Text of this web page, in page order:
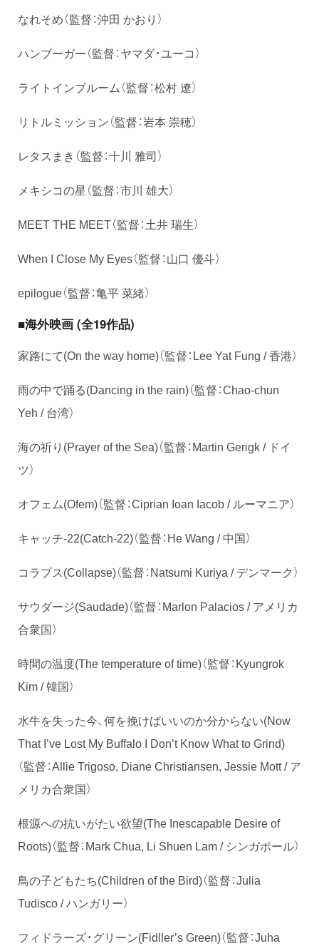
なれそめ（監督：沖田 かおり）
ハンブーガー（監督：ヤマダ・ユーコ）
ライトインブルーム（監督：松村 遼）
リトルミッション（監督：岩本 崇穂）
レタスまき（監督：十川 雅司）
メキシコの星（監督：市川 雄大）
MEET THE MEET（監督：土井 瑞生）
When I Close My Eyes（監督：山口 優斗）
epilogue（監督：亀平 菜緒）
■海外映画 (全19作品)
家路にて(On the way home)（監督：Lee Yat Fung / 香港）
雨の中で踊る(Dancing in the rain)（監督：Chao-chun
Yeh / 台湾）
海の祈り(Prayer of the Sea)（監督：Martin Gerigk / ドイ
ツ）
オフェム(Ofem)（監督：Ciprian Ioan Iacob / ルーマニア）
キャッチ-22(Catch-22)（監督：He Wang / 中国）
コラプス(Collapse)（監督：Natsumi Kuriya / デンマーク）
サウダージ(Saudade)（監督：Marlon Palacios / アメリカ
合衆国）
時間の温度(The temperature of time)（監督：Kyungrok
Kim / 韓国）
水牛を失った今、何を挽けばいいのか分からない(Now
That I’ve Lost My Buffalo I Don’t Know What to Grind)
（監督：Allie Trigoso, Diane Christiansen, Jessie Mott / ア
メリカ合衆国）
根源への抗いがたい欲望(The Inescapable Desire of
Roots)（監督：Mark Chua, Li Shuen Lam / シンガポール）
鳥の子どもたち(Children of the Bird)（監督：Julia
Tudisco / ハンガリー）
フィドラーズ・グリーン(Fidller’s Green)（監督：Juha